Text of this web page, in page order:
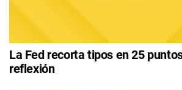
La Fed recorta tipos en 25
reflexión